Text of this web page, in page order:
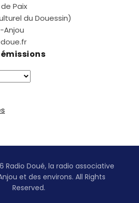
Paix
du Douessin)
Anjou
Radio Doué, la radio associative
et des environs. All Rights
Reserved.